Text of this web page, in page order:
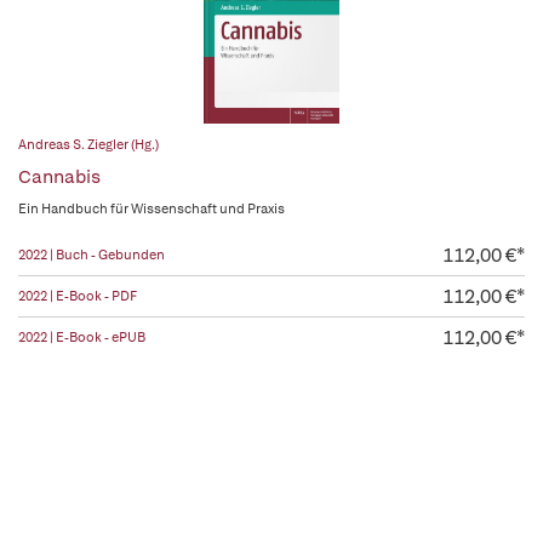
Andreas S. Ziegler (Hg.)
Cannabis
Ein Handbuch für Wissenschaft und Praxis
2022 | Buch - Gebunden 112,00 €*
2022 | E-Book - PDF 112,00 €*
2022 | E-Book - ePUB 112,00 €*